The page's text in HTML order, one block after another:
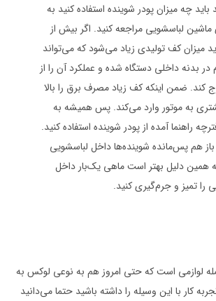
باید چه میزان پودر شوینده استفاده کنید به
ماشین لباسشویی مراجعه کنید. اگر بیش از
میزان کف تولیدی زیاد می‌شود که می‌تواند
بدنه داخلی دستگاه شده و عملکرد آن را از
کند. ضمن اینکه کف زیاد مصرف برق را بالا
به موتور وارد می‌کند. پس همیشه به
راهنما آمده از پودر شوینده استفاده کنید.
باز هم پس‌مانده‌ شوینده‌ها داخل لباسشویی
همین دلیل بهتر است ماهی یک‌بار داخل
را تمیز و جرم‌گیری کنید.
لوازمی است که حتی امروز هم به نوعی لوکس به
کار با این وسیله را داشته باشید حتما می‌دانید